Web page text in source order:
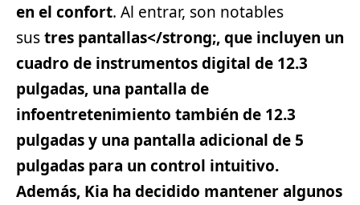
en el confort. Al entrar, son notables
sustres pantallas</strong;, que incluyen un
cuadro de instrumentos digital de 12.3
pulgadas, una pantalla de
infoentretenimiento también de 12.3
pulgadas y una pantalla adicional de 5
pulgadas para un control intuitivo.
Además, Kia ha decidido mantener algunos